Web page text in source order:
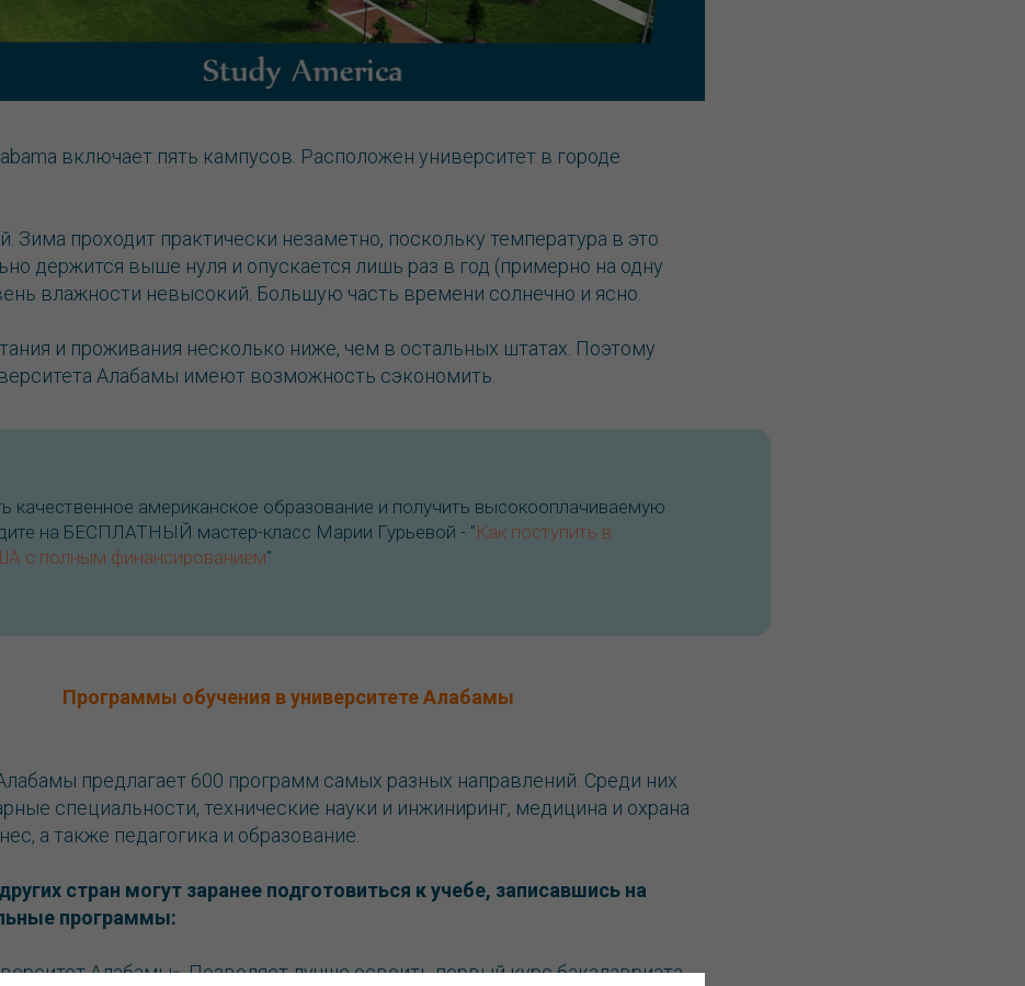
включает пять кампусов. Расположен университет в городе
Зима проходит практически незаметно, поскольку температура в это
держится выше нуля и опускается лишь раз в год (примерно на одну
влажности невысокий. Большую часть времени солнечно и ясно.
и проживания несколько ниже, чем в остальных штатах. Поэтому
Алабамы имеют возможность сэкономить.
качественное американское образование и получить высокооплачиваемую
на БЕСПЛАТНЫЙ мастер-класс Марии Гурьевой - "Как поступить в
с полным финансированием"
Программы обучения в университете Алабамы
предлагает 600 программ самых разных направлений. Среди них
специальности, технические науки и инжиниринг, медицина и охрана
а также педагогика и образование.
стран могут заранее подготовиться к учебе, записавшись на
программы:
Алабамы». Позволяет лучше освоить первый курс бакалавриата.